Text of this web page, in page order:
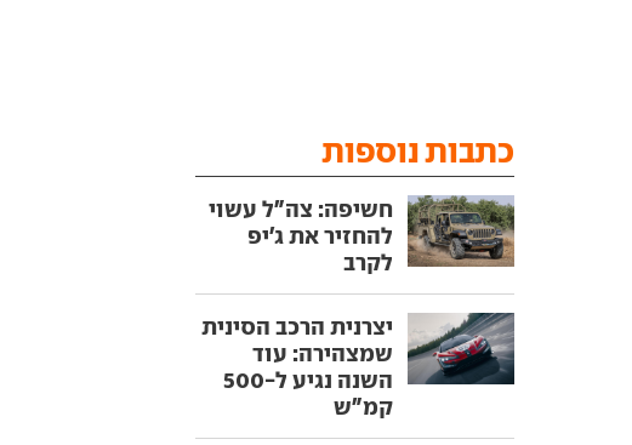
כתבות נוספות
חשיפה: צה"ל עשוי
להחזיר את ג'יפ
לקרב
יצרנית הרכב הסינית
שמצהירה: עוד
השנה נגיע ל-500
קמ"ש